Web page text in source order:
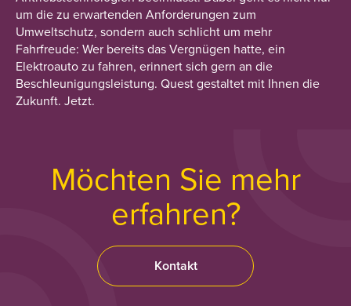
um die zu erwartenden Anforderungen zum
Umweltschutz, sondern auch schlicht um mehr
Fahrfreude: Wer bereits das Vergnügen hatte, ein
Elektroauto zu fahren, erinnert sich gern an die
Beschleunigungsleistung. Quest gestaltet mit Ihnen die
Zukunft. Jetzt.
Möchten Sie mehr
erfahren?
Kontakt